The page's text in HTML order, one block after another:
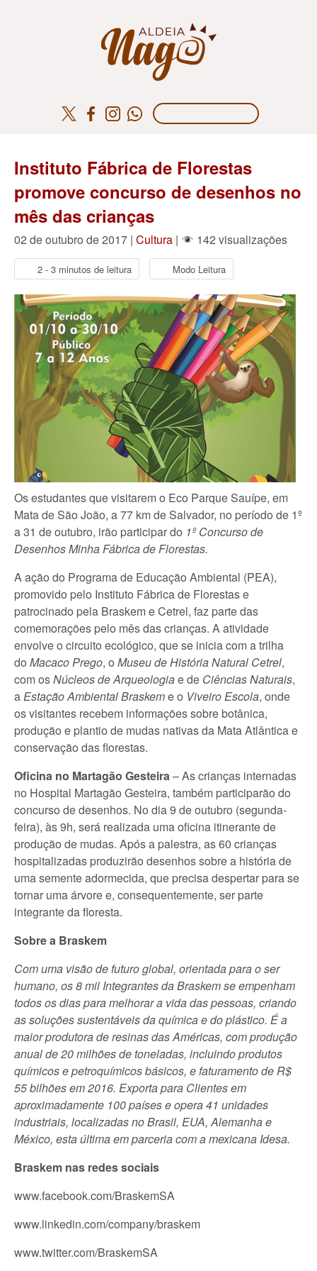
Instituto Fábrica de Florestas
promove concurso de desenhos no
mês das crianças
02 de outubro de 2017 | Cultura | 142 visualizações
2 - 3 minutos de leitura Modo Leitura
Os estudantes que visitarem o Eco Parque Sauípe, em
Mata de São João, a 77 km de Salvador, no período de 1º
a 31 de outubro, irão participar do 1º Concurso de
Desenhos Minha Fábrica de Florestas.
A ação do Programa de Educação Ambiental (PEA),
promovido pelo Instituto Fábrica de Florestas e
patrocinado pela Braskem e Cetrel, faz parte das
comemorações pelo mês das crianças. A atividade
envolve o circuito ecológico, que se inicia com a trilha
do Macaco Prego, o Museu de História Natural Cetrel,
com osNúcleos de Arqueologiae de Ciências Naturais,
aEstação Ambiental Braskeme o Viveiro Escola, onde
os visitantes recebem informações sobre botânica,
produção e plantio de mudas nativas da Mata Atlântica e
conservação das florestas.
Oficina no Martagão Gesteira– As crianças internadas
no Hospital Martagão Gesteira, também participarão do
concurso de desenhos. No dia 9 de outubro (segunda-
feira), às 9h, será realizada uma oficina itinerante de
produção de mudas. Após a palestra, as 60 crianças
hospitalizadas produzirão desenhos sobre a história de
uma semente adormecida, que precisa despertar para se
tornar uma árvore e, consequentemente, ser parte
integrante da floresta.
Sobre a Braskem
Com uma visão de futuro global, orientada para o ser
humano, os 8 mil Integrantes da Braskem se empenham
todos os dias para melhorar a vida das pessoas, criando
as soluções sustentáveis da química e do plástico. É a
maior produtora de resinas das Américas, com produção
anual de 20 milhões de toneladas, incluindo produtos
químicos e petroquímicos básicos, e faturamento de R$
55 bilhões em 2016. Exporta para Clientes em
aproximadamente 100 países e opera 41 unidades
industriais, localizadas no Brasil, EUA, Alemanha e
México, esta última em parceria com a mexicana Idesa.
Braskem nas redes sociais
www.facebook.com/BraskemSA
www.linkedin.com/company/braskem
www.twitter.com/BraskemSA